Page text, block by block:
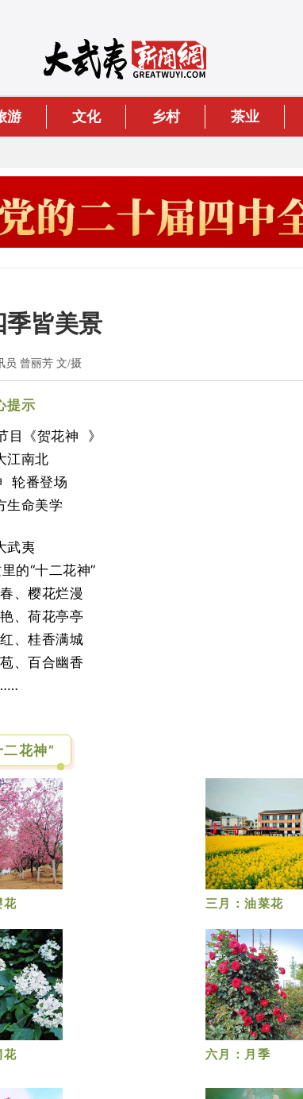
游 文化 乡村 茶业
季皆美景
员 曾丽芳 文/摄
提示
目《贺花神
》
江南北
轮番登场
生命美学
武夷
的“十二花神”
、樱花烂漫
、荷花亭亭
、桂香满城
、百合幽香
花神”
花 三月：油菜花
花 六月：月季